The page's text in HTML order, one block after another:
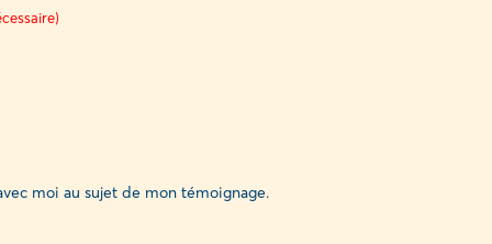
moi au sujet de mon témoignage.